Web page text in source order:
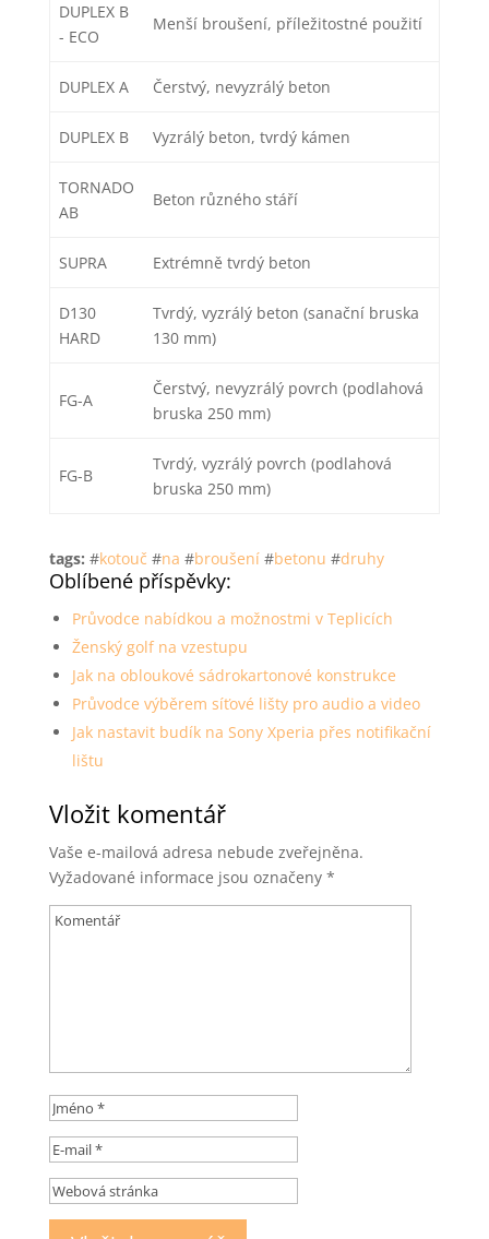
DUPLEX B
- ECO
Menší broušení, příležitostné použití
DUPLEX A Čerstvý, nevyzrálý beton
DUPLEX B Vyzrálý beton, tvrdý kámen
TORNADO
AB
Beton různého stáří
SUPRA Extrémně tvrdý beton
D130
HARD
Tvrdý, vyzrálý beton (sanační bruska
130 mm)
FG-A
Čerstvý, nevyzrálý povrch (podlahová
bruska 250 mm)
FG-B
Tvrdý, vyzrálý povrch (podlahová
bruska 250 mm)
tags: #kotouč #na #broušení#betonu #druhy
Oblíbené příspěvky:
Průvodce nabídkou a možnostmi v Teplicích
Ženský golf na vzestupu
Jak na obloukové sádrokartonové konstrukce
Průvodce výběrem síťové lišty pro audio a video
Jak nastavit budík na Sony Xperia přes notifikační
lištu
Vložit komentář
Vaše e-mailová adresa nebude zveřejněna.
Vyžadované informace jsou označeny *